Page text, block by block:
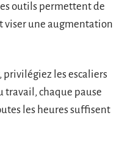
outils permettent de
viser une augmentation
privilégiez les escaliers
travail, chaque pause
les heures suffisent